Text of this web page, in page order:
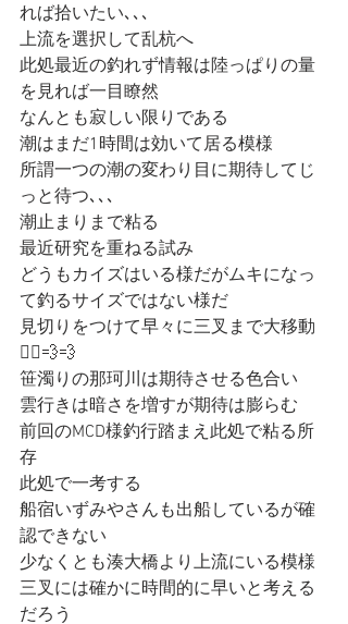
れば拾いたい､､､
上流を選択して乱杭へ
此処最近の釣れず情報は陸っぱりの量
を見れば一目瞭然
なんとも寂しい限りである
潮はまだ1時間は効いて居る模様
所謂一つの潮の変わり目に期待してじ
っと待つ､､､
潮止まりまで粘る
最近研究を重ねる試み
どうもカイズはいる様だがムキになっ
て釣るサイズではない様だ
見切りをつけて早々に三叉まで大移動
🚣‍♀️💨💨
笹濁りの那珂川は期待させる色合い
雲行きは暗さを増すが期待は膨らむ
前回のMCD様釣行踏まえ此処で粘る所
存
此処で一考する
船宿いずみやさんも出船しているが確
認できない
少なくとも湊大橋より上流にいる模様
三叉には確かに時間的に早いと考える
だろう